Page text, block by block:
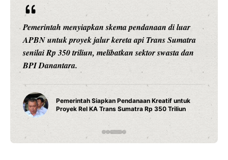
Pemerintah menyiapkan skema pendanaan di luar
APBN untuk proyek jalur kereta api Trans Sumatra
senilai Rp 350 triliun, melibatkan sektor swasta dan
BPI Danantara.
Pemerintah Siapkan Pendanaan Kreatif untuk
Proyek Rel KA Trans Sumatra Rp 350 Triliun